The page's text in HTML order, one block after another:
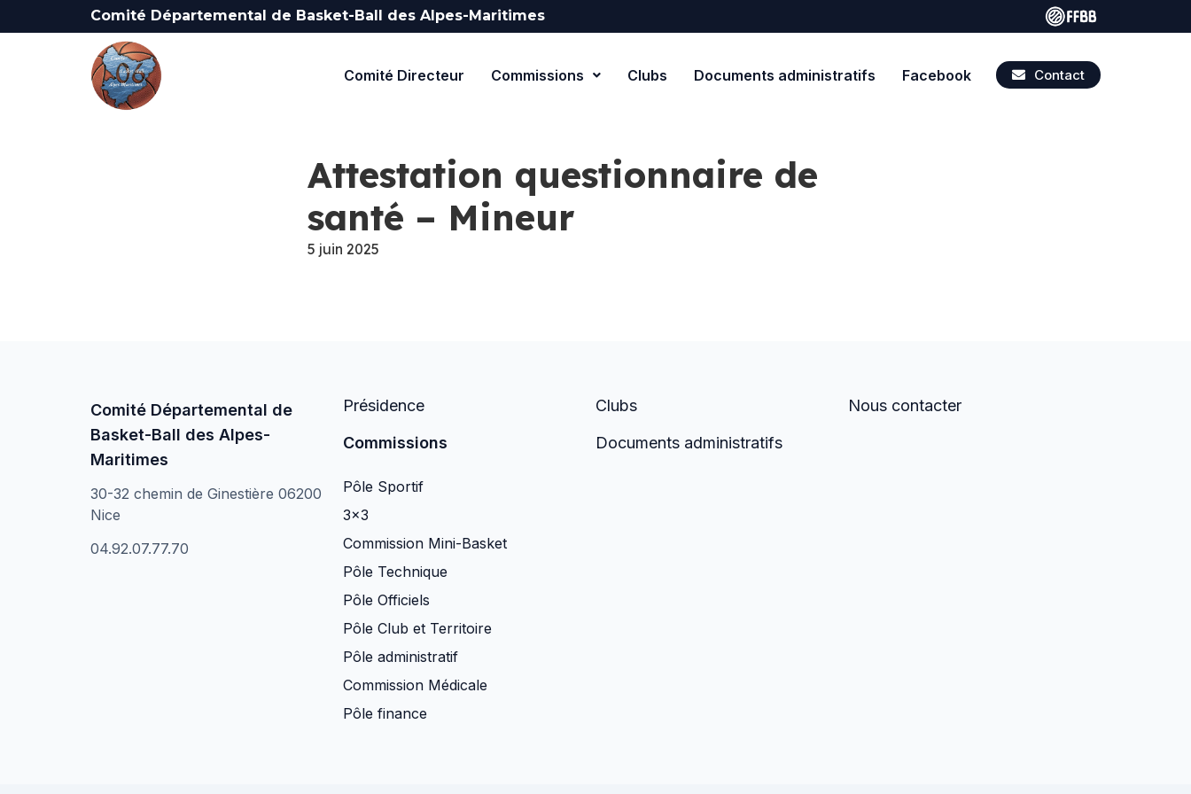
Comité Départemental de Basket-Ball des Alpes-Maritimes
Comité Directeur Commissions Clubs Documents administratifs Facebook Contact
Attestation questionnaire de
santé – Mineur
5 juin 2025
Comité Départemental de
Basket-Ball des Alpes-
Maritimes
30-32 chemin de Ginestière 06200
Nice
04.92.07.77.70
Présidence
Commissions
Pôle Sportif
3×3
Commission Mini-Basket
Pôle Technique
Pôle Officiels
Pôle Club et Territoire
Pôle administratif
Commission Médicale
Pôle finance
Clubs
Documents administratifs
Nous contacter